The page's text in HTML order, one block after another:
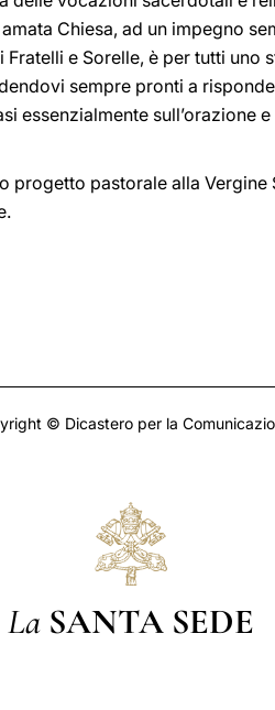
Chiesa, ad un impegno
e Sorelle, è per tutti uno
sempre pronti a
essenzialmente sull’orazione
progetto pastorale alla Vergine
© Dicastero per la
La SANTA SEDE